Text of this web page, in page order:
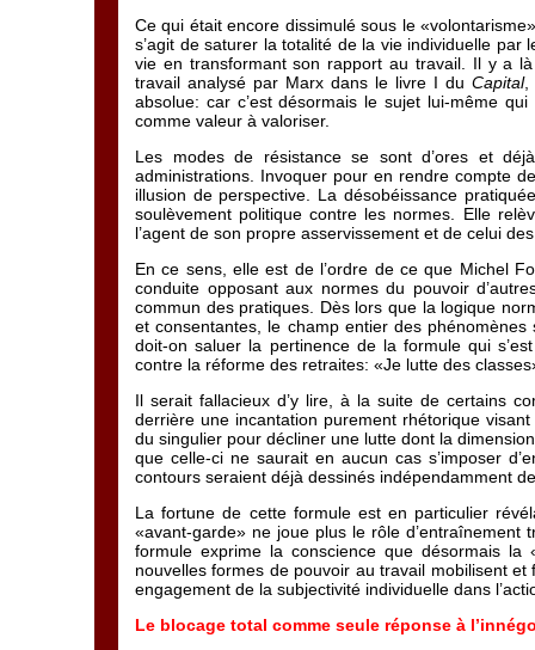
Ce qui était encore dissimulé sous le
s’agit de saturer la totalité de la vie individuelle
vie en transformant son rapport au travail. Il y a
travail analysé par Marx dans le livre I du Capital,
absolue: car c’est désormais le sujet lui-même
comme valeur à valoriser.
Les modes de résistance se sont d’ores et
administrations. Invoquer pour en rendre compte
illusion de perspective. La désobéissance
soulèvement politique contre les normes. Elle
l’agent de son propre asservissement et de celui
En ce sens, elle est de l’ordre de ce que Michel
conduite opposant aux normes du pouvoir
commun des pratiques. Dès lors que la logique
et consentantes, le champ entier des
doit-on saluer la pertinence de la formule qui
contre la réforme des retraites: «Je lutte des
Il serait fallacieux d’y lire, à la suite de certains
derrière une incantation purement rhétorique
du singulier pour décliner une lutte dont la
que celle-ci ne saurait en aucun cas s’imposer
contours seraient déjà dessinés indépendamment
La fortune de cette formule est en particulier
«avant-garde» ne joue plus le rôle
formule exprime la conscience que désormais
nouvelles formes de pouvoir au travail mobilisent
engagement de la subjectivité individuelle dans
Le blocage total comme seule réponse à